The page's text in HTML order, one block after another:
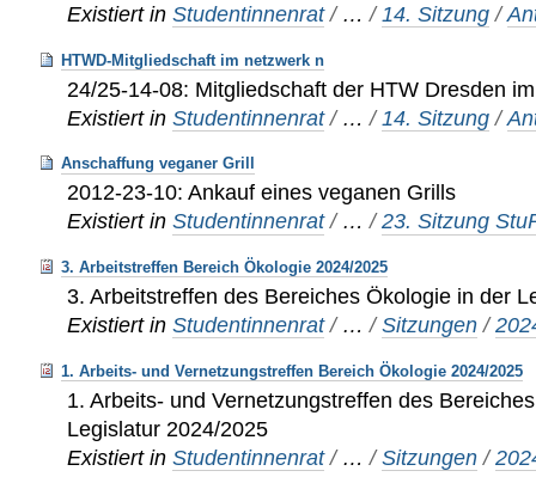
Existiert in Studentinnenrat / …/ 14. Sitzung /
HTWD-Mitgliedschaft im netzwerk n
24/25-14-08: Mitgliedschaft der HTW Dresden
Existiert in Studentinnenrat / …/ 14. Sitzung /
Anschaffung veganer Grill
2012-23-10: Ankauf eines veganen Grills
Existiert in Studentinnenrat / …/23. Sitzung
3. Arbeitstreffen Bereich Ökologie 2024/2025
3. Arbeitstreffen des Bereiches Ökologie in der
Existiert in Studentinnenrat / …/Sitzungen /
1. Arbeits- und Vernetzungstreffen Bereich Ökologie 2024/2025
1. Arbeits- und Vernetzungstreffen des
Legislatur 2024/2025
Existiert in Studentinnenrat / …/Sitzungen /